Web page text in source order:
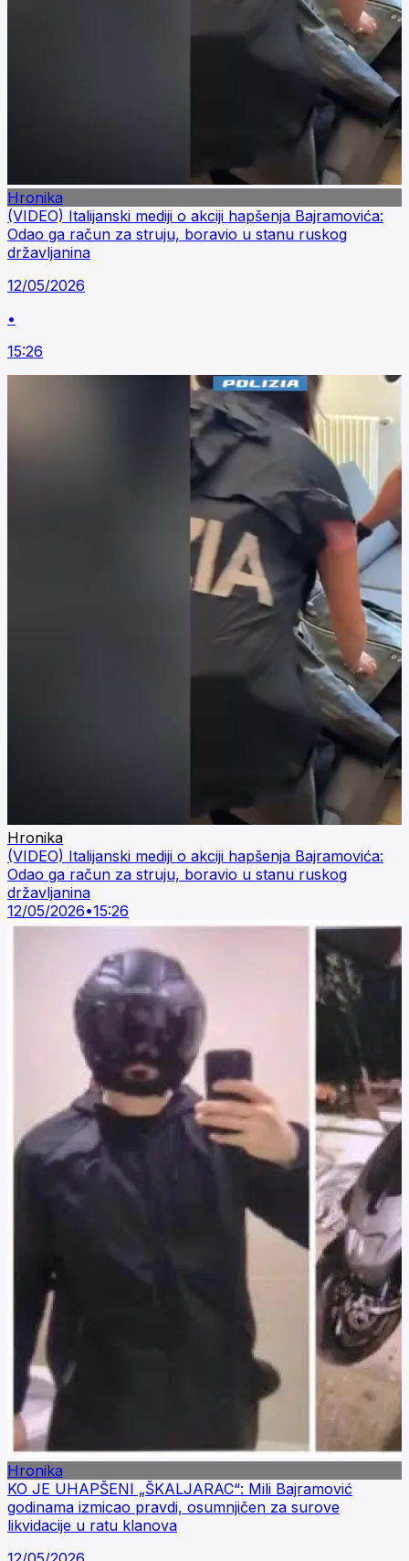
Hronika
(VIDEO) Italijanski mediji o akciji hapšenja Bajramovića:
Odao ga račun za struju, boravio u stanu ruskog
državljanina
12/05/2026
•
15:26
Hronika
(VIDEO) Italijanski mediji o akciji hapšenja Bajramovića:
Odao ga račun za struju, boravio u stanu ruskog
državljanina
12/05/2026•15:26
Hronika
KO JE UHAPŠENI „ŠKALJARAC“: Mili Bajramović
godinama izmicao pravdi, osumnjičen za surove
likvidacije u ratu klanova